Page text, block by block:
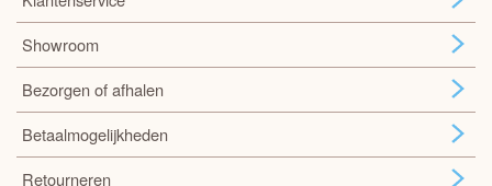
Showroom
Bezorgen of afhalen
Betaalmogelijkheden
Retourneren